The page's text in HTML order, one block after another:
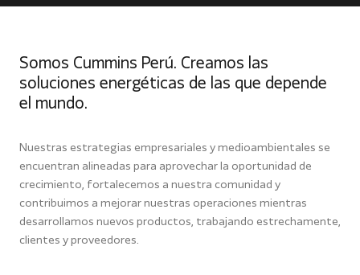
Somos Cummins Perú. Creamos las
soluciones energéticas de las que depende
el mundo.
Nuestras estrategias empresariales y medioambientales se
encuentran alineadas para aprovechar la oportunidad de
crecimiento, fortalecemos a nuestra comunidad y
contribuimos a mejorar nuestras operaciones mientras
desarrollamos nuevos productos, trabajando estrechamente,
clientes y proveedores.